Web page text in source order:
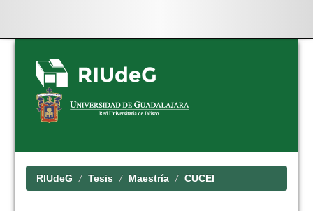
Skip
navigation
RIUdeG Tesis Maestría CUCEI